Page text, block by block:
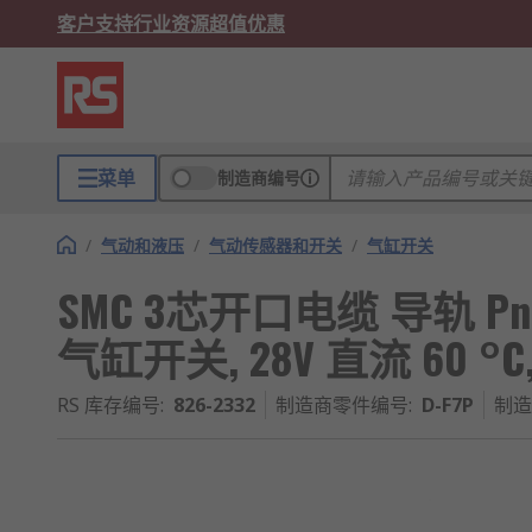
客户支持行业资源超值优惠
菜单 制造商编号
/ 气动和液压 / 气动传感器和开关 / 气缸开关
SMC 3芯开口电缆 导轨
气缸开关, 28V 直流 60
RS 库存编号: 826-2332 制造商零件编号: D-F7P 制